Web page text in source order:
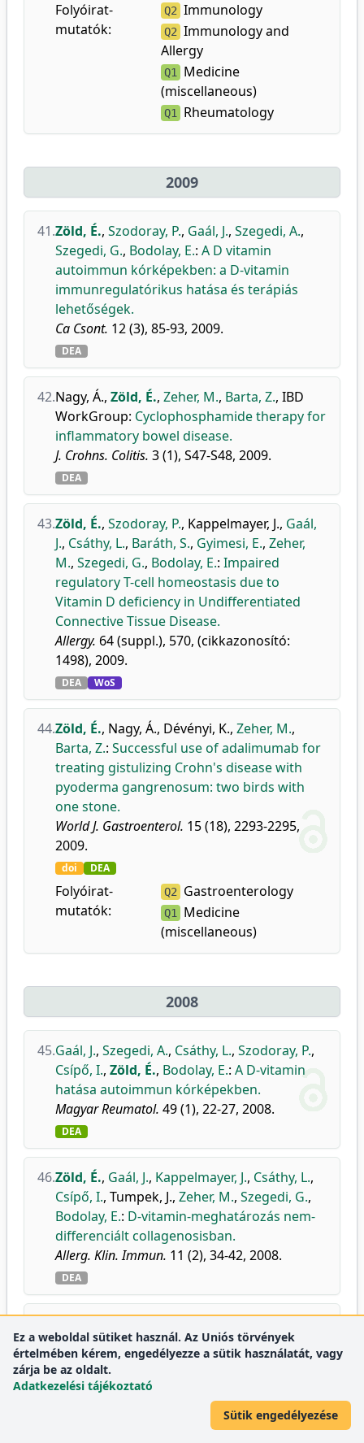
Folyóirat-
mutatók:
Q2 Immunology
Q2 Immunology and
Allergy
Q1
Medicine
(miscellaneous)
Q1 Rheumatology
2009
41.Zöld, É., Szodoray, P., Gaál, J., Szegedi, A.,
Szegedi, G., Bodolay, E.: A D vitamin
autoimmun kórképekben: a D-vitamin
immunregulatórikus hatása és terápiás
lehetőségek.
Ca Csont. 12 (3), 85-93, 2009.
DEA
42.Nagy, Á., Zöld, É., Zeher, M., Barta, Z., IBD
WorkGroup: Cyclophosphamide therapy for
inflammatory bowel disease.
J. Crohns. Colitis. 3 (1), S47-S48, 2009.
DEA
43.Zöld, É., Szodoray, P., Kappelmayer, J., Gaál,
J., Csáthy, L., Baráth, S., Gyimesi, E., Zeher,
M., Szegedi, G., Bodolay, E.: Impaired
regulatory T-cell homeostasis due to
Vitamin D deficiency in Undifferentiated
Connective Tissue Disease.
Allergy. 64 (suppl.), 570, (cikkazonosító:
1498), 2009.
DEA WoS
44.Zöld, É., Nagy, Á., Dévényi, K., Zeher, M.,
Barta, Z.: Successful use of adalimumab for
treating gistulizing Crohn's disease with
pyoderma gangrenosum: two birds with
one stone.
World J. Gastroenterol. 15 (18), 2293-2295,
2009.
doi DEA
Folyóirat-
mutatók:
Q2 Gastroenterology
Q1
Medicine
(miscellaneous)
2008
45.Gaál, J., Szegedi, A., Csáthy, L., Szodoray, P.,
Csípő, I., Zöld, É., Bodolay, E.: A D-vitamin
hatása autoimmun kórképekben.
Magyar Reumatol. 49 (1), 22-27, 2008.
DEA
46.Zöld, É., Gaál, J., Kappelmayer, J., Csáthy, L.,
Csípő, I., Tumpek, J., Zeher, M., Szegedi, G.,
Bodolay, E.: D-vitamin-meghatározás nem-
differenciált collagenosisban.
Allerg. Klin. Immun. 11 (2), 34-42, 2008.
DEA
Aleksza, M.,Zeher, M.,Sipka, S.,Szilágyi, A.
T.,Zöld, É., Szegedi, G.,Bodolay, E.:
Progressive divergent shifts in natural and
induced T-regulatory cells signify the
transition from undifferentiated to
Ez a weboldal sütiket használ. Az Uniós törvények
értelmében kérem, engedélyezze a sütik használatát, vagy
zárja be az oldalt.
Adatkezelési tájékoztató
Sütik engedélyezése